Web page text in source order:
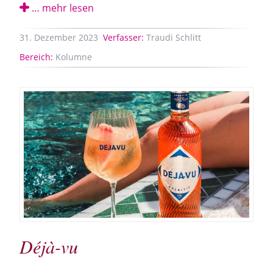
… mehr lesen
31. Dezember 2023 Verfasser: Traudi Schlitt
Bereich: Kolumne
Déjà-vu